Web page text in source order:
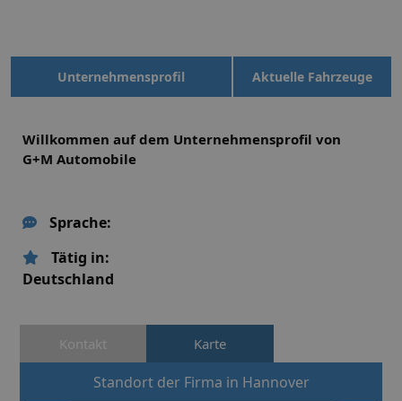
Unternehmensprofil Aktuelle Fahrzeuge
Willkommen auf dem Unternehmensprofil von
G+M Automobile
Sprache:
Tätig in:
Deutschland
Kontakt Karte
Standort der Firma in Hannover